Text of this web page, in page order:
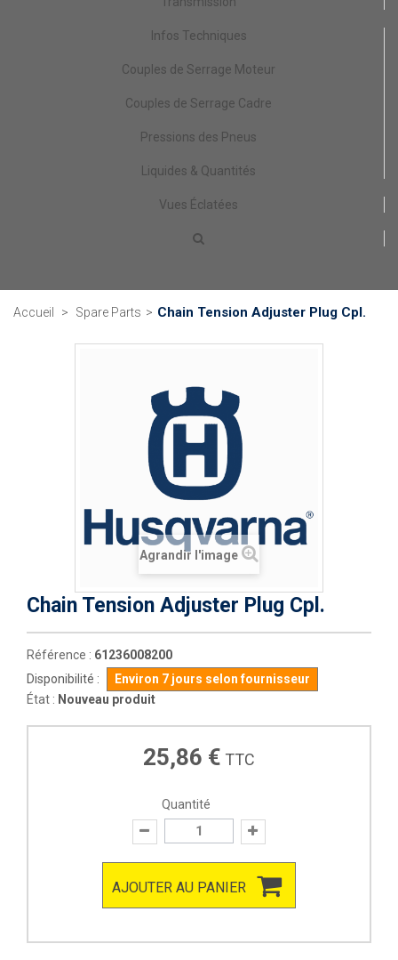
Infos Techniques
Couples de Serrage Moteur
Couples de Serrage Cadre
Pressions des Pneus
Liquides & Quantités
Vues Éclatées
Accueil > Spare Parts > Chain Tension Adjuster Plug Cpl.
Agrandir l'image
Chain Tension Adjuster Plug Cpl.
Référence : 61236008200
Disponibilité :
Environ 7 jours selon fournisseur
État : Nouveau produit
25,86 € TTC
Quantité
AJOUTER AU PANIER